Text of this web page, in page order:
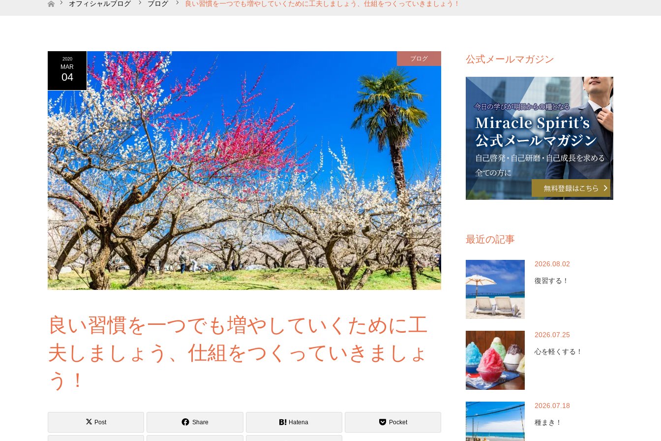
ホームオフィシャルブログ ブログ 良い習慣を一つでも増やしていくために工夫しましょう、仕組をつくっていきましょう！
2020
MAR
04
ブログ
良い習慣を一つでも増やしていくために工
夫しましょう、仕組をつくっていきましょ
う！
Post Share Hatena Pocket
公式メールマガジン
最近の記事
2026.08.02
復習する！
2026.07.25
心を軽くする！
2026.07.18
種まき！